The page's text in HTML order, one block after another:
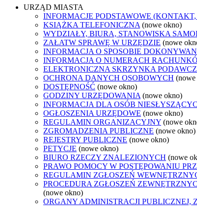
URZĄD MIASTA
INFORMACJE PODSTAWOWE (KONTAKT,
KSIĄŻKA TELEFONICZNA (nowe okno)
WYDZIAŁY, BIURA, STANOWISKA
ZAŁATW SPRAWĘ W URZĘDZIE (nowe
INFORMACJA O SPOSOBIE
INFORMACJA O NUMERACH
ELEKTRONICZNA SKRZYNKA
OCHRONA DANYCH OSOBOWYCH
DOSTĘPNOŚĆ (nowe okno)
GODZINY URZĘDOWANIA (nowe okno)
INFORMACJA DLA OSÓB
OGŁOSZENIA URZĘDOWE (nowe okno)
REGULAMIN ORGANIZACYJNY (nowe
ZGROMADZENIA PUBLICZNE (nowe okno)
REJESTRY PUBLICZNE (nowe okno)
PETYCJE (nowe okno)
BIURO RZECZY ZNALEZIONYCH (nowe
PRAWO POMOCY W POSTĘPOWANIU
REGULAMIN ZGŁOSZEŃ
PROCEDURA ZGŁOSZEŃ
(nowe okno)
ORGANY ADMINISTRACJI